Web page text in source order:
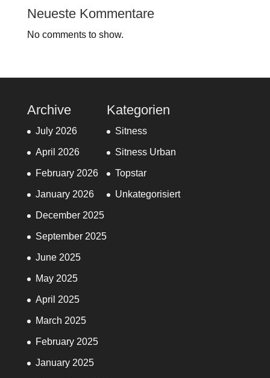
Neueste Kommentare
No comments to show.
Archive
July 2026
April 2026
February 2026
January 2026
December 2025
September 2025
June 2025
May 2025
April 2025
March 2025
February 2025
January 2025
Kategorien
Sitness
Sitness Urban
Topstar
Unkategorisiert